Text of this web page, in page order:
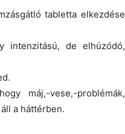
tabletta elkezdése
intenzitású, de elhúzódó,
máj,-vese,-problémák,
a háttérben.